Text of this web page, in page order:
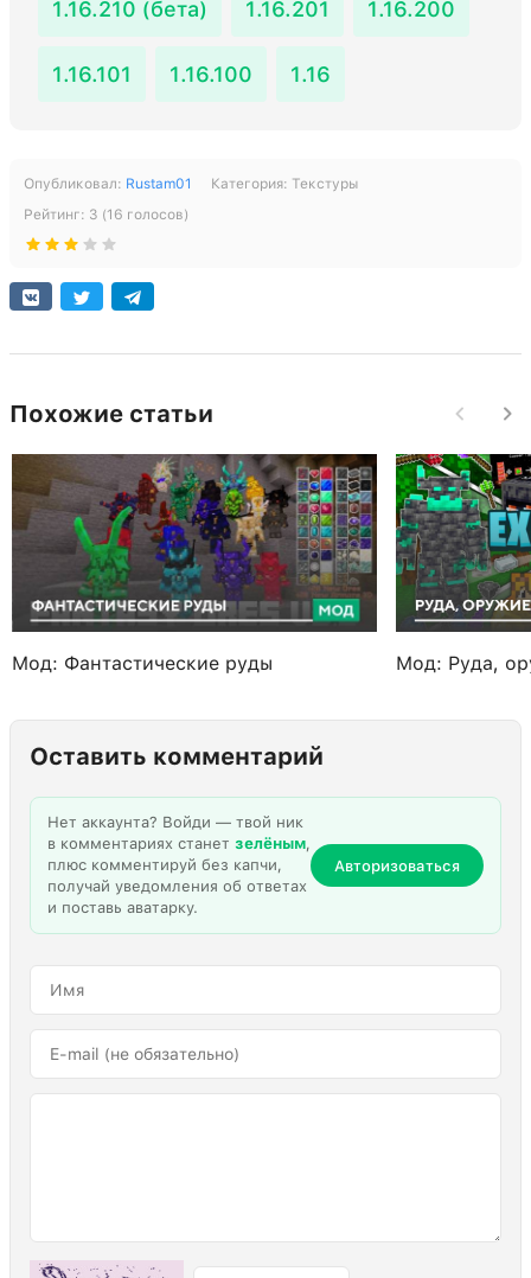
1.16.210 (бета) 1.16.201 1.16.200
1.16.101 1.16.100 1.16
Опубликовал: Rustam01 Категория: Текстуры
Рейтинг: 3 (16 голосов)
Похожие статьи
Мод: Фантастические руды Мод: Руда,
Оставить комментарий
Нет аккаунта? Войди — твой ник
в комментариях станет зелёным,
плюс комментируй без капчи,
получай уведомления об ответах
и поставь аватарку.
Авторизоваться